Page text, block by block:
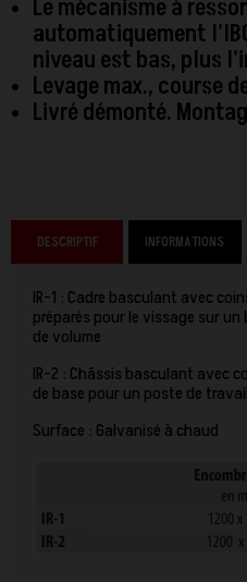
Le mécanisme à
automatiquement
niveau est bas, plus
Levage max., course
Livré démonté.
DESCRIPTIF INFORMATIONS
IR-1 : Cadre basculant avec
préparés pour le vissage sur un
de volume
IR-2 : Châssis basculant avec
de base pour un poste de
Surface : Galvanisé à chaud